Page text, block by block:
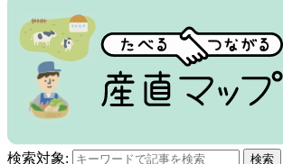
検索対象: 検索